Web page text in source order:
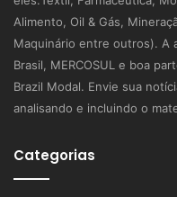
Alimento, Oil & Gás,
Maquinário entre outros). A
Brasil, MERCOSUL e boa
Brazil Modal. Envie sua
analisando e incluindo o
Categorias